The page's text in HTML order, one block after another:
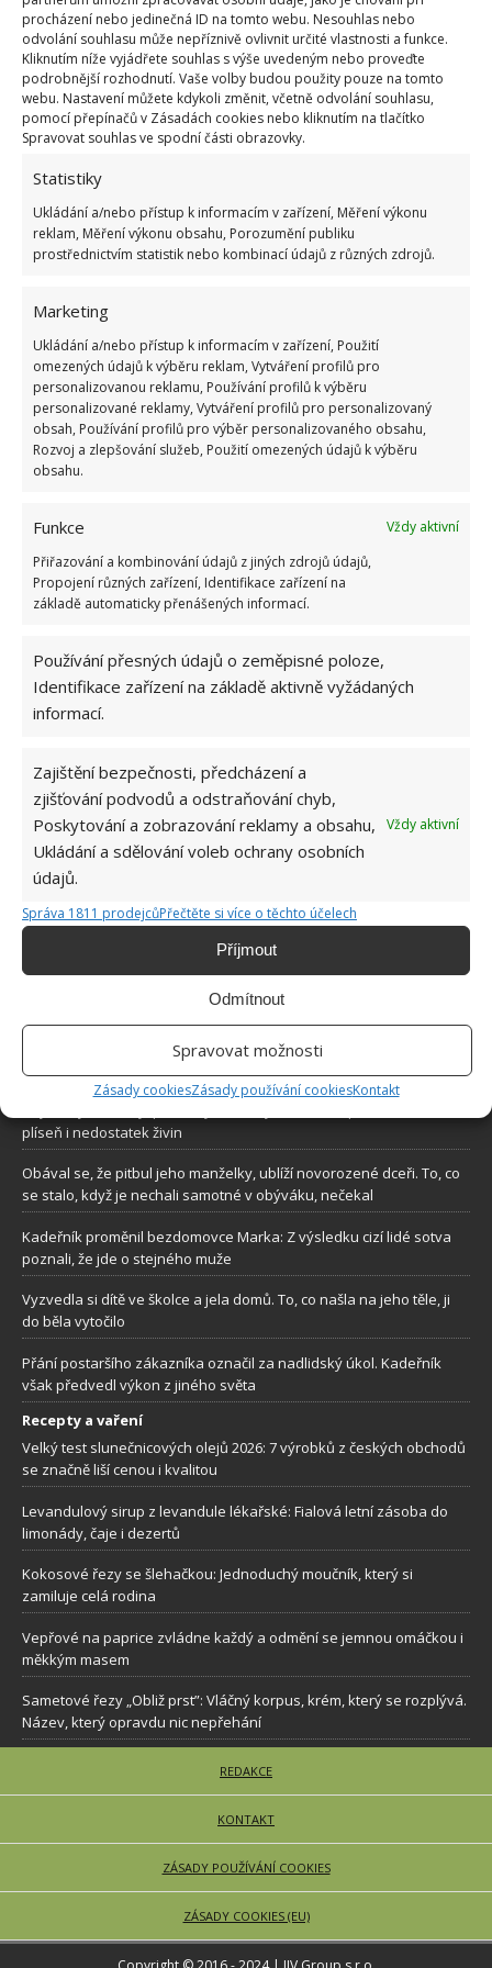
procházení nebo jedinečná ID na tomto webu. Nesouhlas nebo
odvolání souhlasu může nepříznivě ovlivnit určité vlastnosti a funkce.
Kliknutím níže vyjádřete souhlas s výše uvedeným nebo proveďte
podrobnější rozhodnutí. Vaše volby budou použity pouze na tomto
webu. Nastavení můžete kdykoli změnit, včetně odvolání souhlasu,
pomocí přepínačů v Zásadách cookies nebo kliknutím na tlačítko
Spravovat souhlas ve spodní části obrazovky.
Statistiky
Ukládání a/nebo přístup k informacím v zařízení, Měření výkonu
reklam, Měření výkonu obsahu, Porozumění publiku
prostřednictvím statistik nebo kombinací údajů z různých zdrojů.
Marketing
Ukládání a/nebo přístup k informacím v zařízení, Použití
omezených údajů k výběru reklam, Vytváření profilů pro
personalizovanou reklamu, Používání profilů k výběru
personalizované reklamy, Vytváření profilů pro personalizovaný
obsah, Používání profilů pro výběr personalizovaného obsahu,
Rozvoj a zlepšování služeb, Použití omezených údajů k výběru
obsahu.
Funkce
Vždy aktivní
Přiřazování a kombinování údajů z jiných zdrojů údajů,
Propojení různých zařízení, Identifikace zařízení na
základě automaticky přenášených informací.
Používání přesných údajů o zeměpisné poloze,
Identifikace zařízení na základě aktivně vyžádaných
informací.
Zajištění bezpečnosti, předcházení a
zjišťování podvodů a odstraňování chyb,
Poskytování a zobrazování reklamy a obsahu,
Ukládání a sdělování voleb ochrany osobních
údajů.
Vždy aktivní
Správa 1811 prodejcůPřečtěte si více o těchto účelech
Příjmout
Odmítnout
Spravovat možnosti
Zásady cookiesZásady používání cookiesKontakt
komunismu: 10 retro otázek ukáže, kdo má
dobrý přehled
23.6.2026
Retro kvíz o oblíbených autech v dobách
socialismu: Tehdejší řidiči musí získat 10 z 10
ŽHAVÉ NOVINKY
Proti myším je možné zakročit i bez pomoci
kočky. Poslouží i past s kouskem sýra nebo
špeku
7.8.2026
Test znalostí o životě v dobách socialismu: 10
paměti
7.8.2026
Retro kvíz na téma jak vypadala doprava a
silnice za socialismu: Pamětníci získají 10/10
bodů
O WEBU
Sháníte zajímavé tipy jak vylepšit Váš domov? Originální nápady,
aktuální trendy, praktické rady i inspirativní fotografie najdete na
Lidé a svět
plíseň i nedostatek živin
Obával se, že pitbul jeho manželky, ublíží novorozené dceři. To, co
se stalo, když je nechali samotné v obýváku, nečekal
Kadeřník proměnil bezdomovce Marka: Z výsledku cizí lidé sotva
poznali, že jde o stejného muže
Vyzvedla si dítě ve školce a jela domů. To, co našla na jeho těle, ji
do běla vytočilo
Přání postaršího zákazníka označil za nadlidský úkol. Kadeřník
však předvedl výkon z jiného světa
Recepty a vaření
Velký test slunečnicových olejů 2026: 7 výrobků z českých obchodů
se značně liší cenou i kvalitou
Levandulový sirup z levandule lékařské: Fialová letní zásoba do
limonády, čaje i dezertů
Kokosové řezy se šlehačkou: Jednoduchý moučník, který si
zamiluje celá rodina
Vepřové na paprice zvládne každý a odmění se jemnou omáčkou i
měkkým masem
Sametové řezy „Obliž prst”: Vláčný korpus, krém, který se rozplývá.
Název, který opravdu nic nepřehání
REDAKCE
KONTAKT
ZÁSADY POUŽÍVÁNÍ COOKIES
ZÁSADY COOKIES (EU)